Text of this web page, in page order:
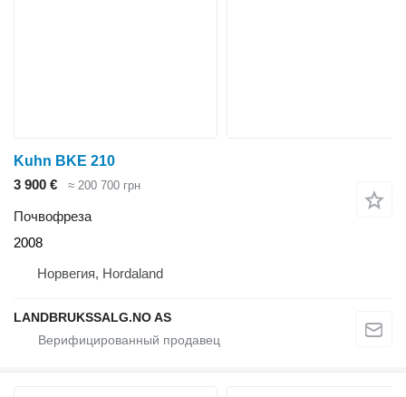
Kuhn BKE 210
3 900 €
≈ 200 700 грн
Почвофреза
2008
Норвегия, Hordaland
LANDBRUKSSALG.NO AS